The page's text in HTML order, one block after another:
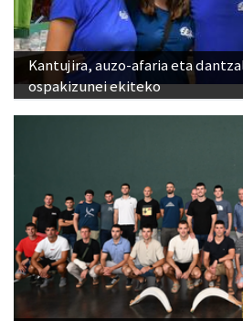
Kantujira, auzo-afaria eta
ospakizunei ekiteko